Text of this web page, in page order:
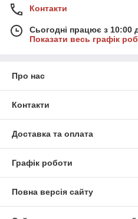
Контакти
Сьогодні працює з 10:00
Показати весь графік
Про нас
Контакти
Доставка та оплата
Графік роботи
Повна версія сайту